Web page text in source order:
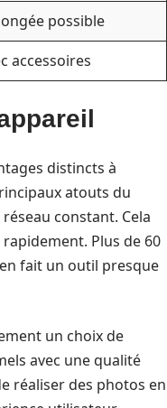
possible
accessoires
distincts à
atouts du
constant. Cela
Plus de 60
fait un outil presque
un choix de
avec une qualité
réaliser des photos en